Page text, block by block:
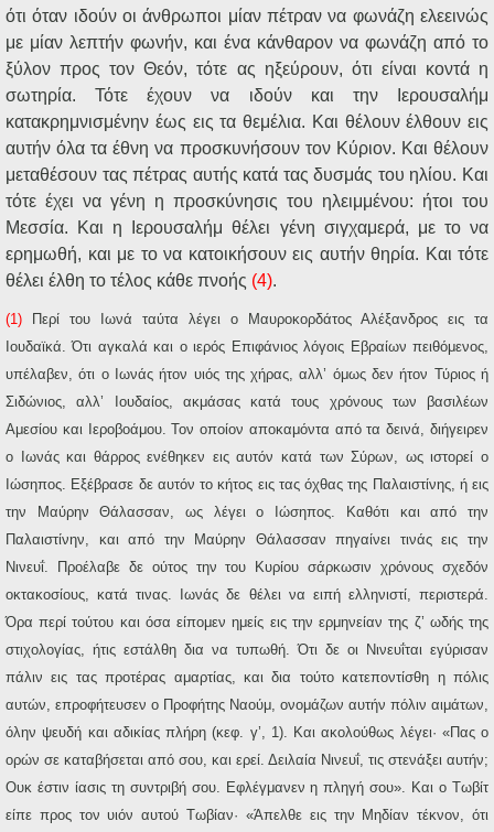
ότι όταν ιδούν οι άνθρωποι μίαν πέτραν να φωνάζη ελεεινώς
με μίαν λεπτήν φωνήν, και ένα κάνθαρον να φωνάζη από το
ξύλον προς τον Θεόν, τότε ας ηξεύρουν, ότι είναι κοντά η
σωτηρία. Τότε έχουν να ιδούν και την Ιερουσαλήμ
κατακρημνισμένην έως εις τα θεμέλια. Και θέλουν έλθουν εις
αυτήν όλα τα έθνη να προσκυνήσουν τον Κύριον. Και θέλουν
μεταθέσουν τας πέτρας αυτής κατά τας δυσμάς του ηλίου. Και
τότε έχει να γένη η προσκύνησις του ηλειμμένου: ήτοι του
Μεσσία. Και η Ιερουσαλήμ θέλει γένη σιγχαμερά, με το να
ερημωθή, και με το να κατοικήσουν εις αυτήν θηρία. Και τότε
θέλει έλθη το τέλος κάθε πνοής (4).
(1) Περί του Ιωνά ταύτα λέγει ο Μαυροκορδάτος Αλέξανδρος εις τα
Ιουδαϊκά. Ότι αγκαλά και ο ιερός Επιφάνιος λόγοις Εβραίων πειθόμενος,
υπέλαβεν, ότι ο Ιωνάς ήτον υιός της χήρας, αλλ’ όμως δεν ήτον Τύριος ή
Σιδώνιος, αλλ’ Ιουδαίος, ακμάσας κατά τους χρόνους των βασιλέων
Αμεσίου και Ιεροβοάμου. Τον οποίον αποκαμόντα από τα δεινά, διήγειρεν
ο Ιωνάς και θάρρος ενέθηκεν εις αυτόν κατά των Σύρων, ως ιστορεί ο
Ιώσηπος. Εξέβρασε δε αυτόν το κήτος εις τας όχθας της Παλαιστίνης, ή εις
την Μαύρην Θάλασσαν, ως λέγει ο Ιώσηπος. Καθότι και από την
Παλαιστίνην, και από την Μαύρην Θάλασσαν πηγαίνει τινάς εις την
Νινευΐ. Προέλαβε δε ούτος την του Κυρίου σάρκωσιν χρόνους σχεδόν
οκτακοσίους, κατά τινας. Ιωνάς δε θέλει να ειπή ελληνιστί, περιστερά.
Όρα περί τούτου και όσα είπομεν ημείς εις την ερμηνείαν της ζ’ ωδής της
στιχολογίας, ήτις εστάλθη δια να τυπωθή. Ότι δε οι Νινευΐται εγύρισαν
πάλιν εις τας προτέρας αμαρτίας, και δια τούτο κατεποντίσθη η πόλις
αυτών, επροφήτευσεν ο Προφήτης Ναούμ, ονομάζων αυτήν πόλιν αιμάτων,
όλην ψευδή και αδικίας πλήρη (κεφ. γ’, 1). Και ακολούθως λέγει· «Πας ο
ορών σε καταβήσεται από σου, και ερεί. Δειλαία Νινευΐ, τις στενάξει αυτήν;
Ουκ έστιν ίασις τη συντριβή σου. Εφλέγμανεν η πληγή σου». Και ο Τωβίτ
είπε προς τον υιόν αυτού Τωβίαν· «Άπελθε εις την Μηδίαν τέκνον, ότι